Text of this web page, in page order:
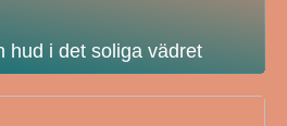
hud i det soliga vädret